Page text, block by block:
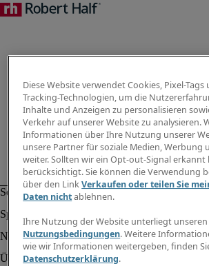
Diese Website verwendet Cookies, Pixel-
Tracking-Technologien, um die
Inhalte und Anzeigen zu personalisieren
Verkehr auf unserer Website zu analysieren.
Informationen über Ihre Nutzung unserer
unsere Partner für soziale Medien, Werbung
weiter. Sollten wir ein Opt-out-Signal erkannt
berücksichtigt. Sie können die Verwendung
über den LinkVerkaufen oder teilen Sie
Daten nichtablehnen.
Ihre Nutzung der Website unterliegt unseren
Nutzungsbedingungen. Weitere
wie wir Informationen weitergeben, finden
Datenschutzerklärung.